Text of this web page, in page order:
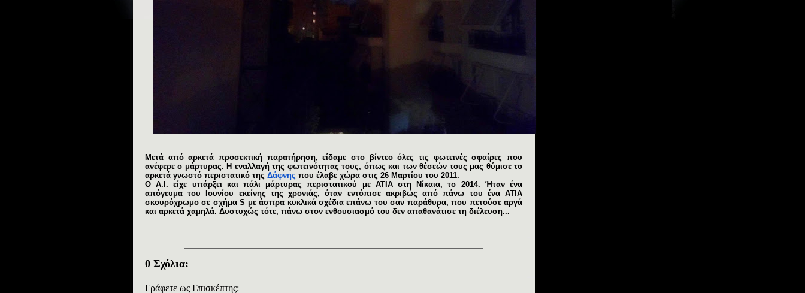
Μετά από αρκετά προσεκτική παρατήρηση, είδαμε στο βίντεο όλες τις φωτεινές σφαίρες που
ανέφερε ο μάρτυρας. Η εναλλαγή της φωτεινότητας τους, όπως και των θέσεών τους μας θύμισε το
αρκετά γνωστό περιστατικό της Δάφνης που έλαβε χώρα στις 26 Μαρτίου του 2011.
Ο Α.Ι. είχε υπάρξει και πάλι μάρτυρας περιστατικού με ΑΤΙΑ στη Νίκαια, το 2014. Ήταν ένα
απόγευμα του Ιουνίου εκείνης της χρονιάς, όταν εντόπισε ακριβώς από πάνω του ένα ΑΤΙΑ
σκουρόχρωμο σε σχήμα S με άσπρα κυκλικά σχέδια επάνω του σαν παράθυρα, που πετούσε αργά
και αρκετά χαμηλά. Δυστυχώς τότε, πάνω στον ενθουσιασμό του δεν απαθανάτισε τη διέλευση...
0 Σχόλια:
Γράφετε ως Επισκέπτης: